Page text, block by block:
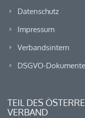
Datenschutz
Impressum
Verbandsintern
DSGVO-Dokumente
TEIL DES
VERBAND